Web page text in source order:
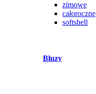
zimowe
całoroczne
softshell
Bluzy